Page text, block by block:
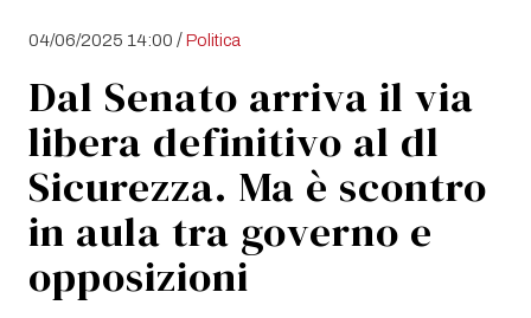
04/06/2025 14:00 /Politica
Dal Senato arriva il via
libera definitivo al dl
Sicurezza. Ma è scontro
in aula tra governo e
opposizioni